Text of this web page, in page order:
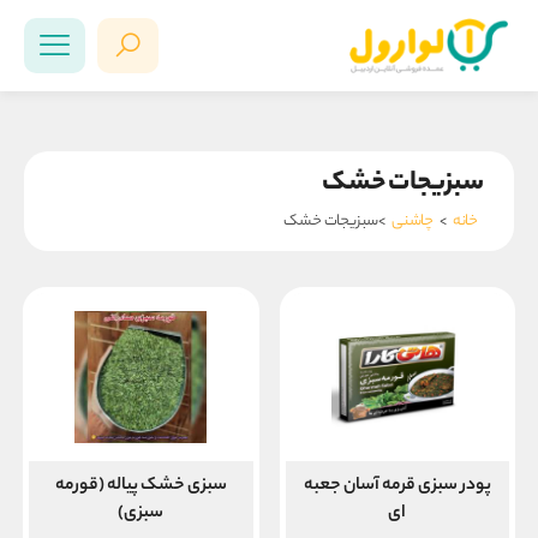
سبزیجات خشک
خانه > چاشنی >سبزیجات خشک
پودر سبزی قرمه آسان جعبه
ای
سبزی خشک پیاله (قورمه
سبزی)